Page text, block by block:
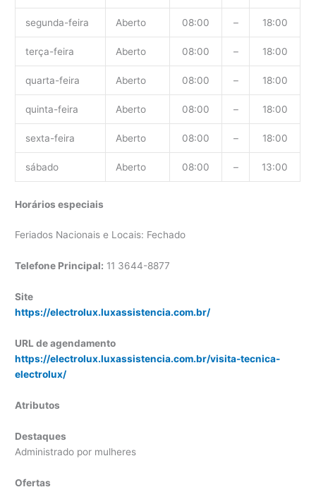
segunda-feira Aberto 08:00 – 18:00
terça-feira Aberto 08:00 – 18:00
quarta-feira Aberto 08:00 – 18:00
quinta-feira Aberto 08:00 – 18:00
sexta-feira Aberto 08:00 – 18:00
sábado Aberto 08:00 – 13:00
Horários especiais
Feriados Nacionais e Locais: Fechado
Telefone Principal: 11 3644-8877
Site
https://electrolux.luxassistencia.com.br/
URL de agendamento
https://electrolux.luxassistencia.com.br/visita-tecnica-
electrolux/
Atributos
Destaques
Administrado por mulheres
Ofertas